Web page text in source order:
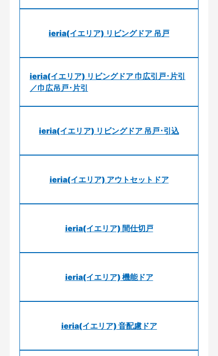
ieria(イエリア) リビングドア 吊戸
ieria(イエリア) リビングドア 巾広引戸･片引
／巾広吊戸･片引
ieria(イエリア) リビングドア 吊戸･引込
ieria(イエリア) アウトセットドア
ieria(イエリア) 間仕切戸
ieria(イエリア) 機能ドア
ieria(イエリア) 音配慮ドア